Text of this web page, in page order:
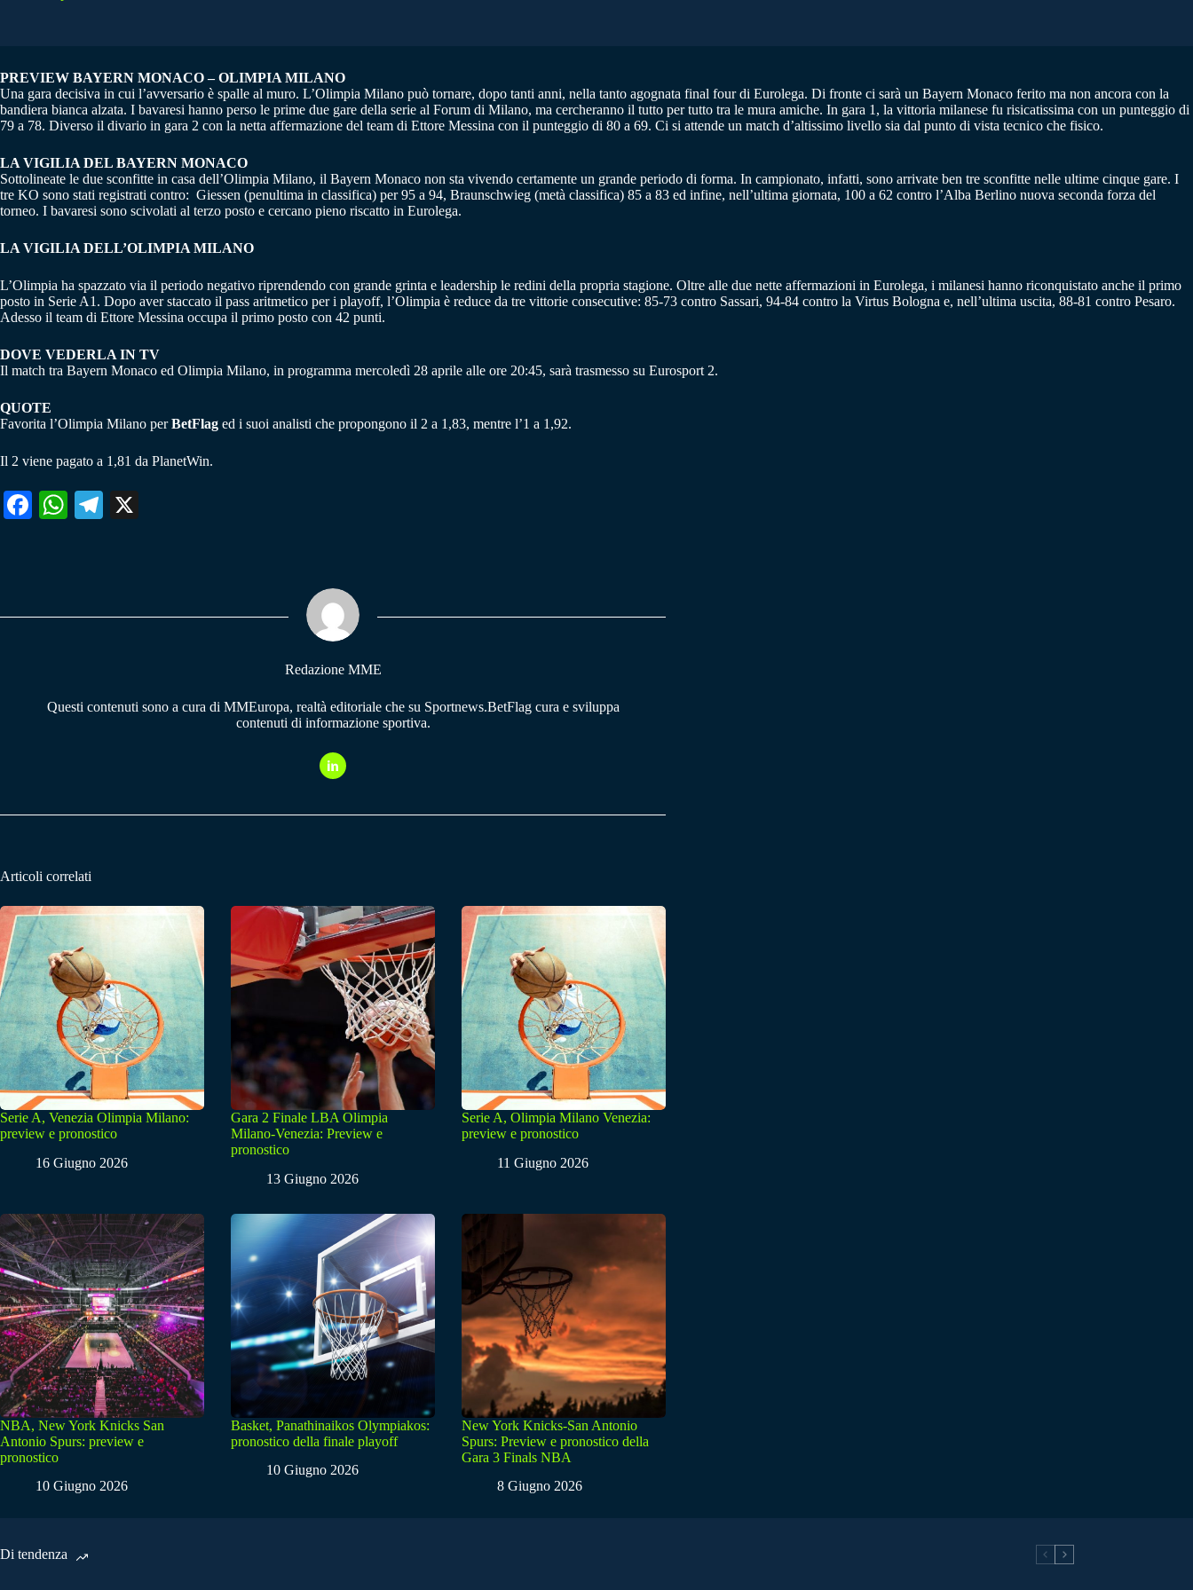
PREVIEW BAYERN MONACO – OLIMPIA MILANO
Una gara decisiva in cui l’avversario è spalle al muro. L’Olimpia Milano può tornare, dopo tanti anni, nella tanto agognata final four di Eurolega. Di fronte ci sarà un Bayern Monaco ferito ma non ancora con la
bandiera bianca alzata. I bavaresi hanno perso le prime due gare della serie al Forum di Milano, ma cercheranno il tutto per tutto tra le mura amiche. In gara 1, la vittoria milanese fu risicatissima con un punteggio di
79 a 78. Diverso il divario in gara 2 con la netta affermazione del team di Ettore Messina con il punteggio di 80 a 69. Ci si attende un match d’altissimo livello sia dal punto di vista tecnico che fisico.
LA VIGILIA DEL BAYERN MONACO
Sottolineate le due sconfitte in casa dell’Olimpia Milano, il Bayern Monaco non sta vivendo certamente un grande periodo di forma. In campionato, infatti, sono arrivate ben tre sconfitte nelle ultime cinque gare. I
tre KO sono stati registrati contro: Giessen (penultima in classifica) per 95 a 94, Braunschwieg (metà classifica) 85 a 83 ed infine, nell’ultima giornata, 100 a 62 contro l’Alba Berlino nuova seconda forza del
torneo. I bavaresi sono scivolati al terzo posto e cercano pieno riscatto in Eurolega.
LA VIGILIA DELL’OLIMPIA MILANO
L’Olimpia ha spazzato via il periodo negativo riprendendo con grande grinta e leadership le redini della propria stagione. Oltre alle due nette affermazioni in Eurolega, i milanesi hanno riconquistato anche il primo
posto in Serie A1. Dopo aver staccato il pass aritmetico per i playoff, l’Olimpia è reduce da tre vittorie consecutive: 85-73 contro Sassari, 94-84 contro la Virtus Bologna e, nell’ultima uscita, 88-81 contro Pesaro.
Adesso il team di Ettore Messina occupa il primo posto con 42 punti.
DOVE VEDERLA IN TV
Il match tra Bayern Monaco ed Olimpia Milano, in programma mercoledì 28 aprile alle ore 20:45, sarà trasmesso su Eurosport 2.
QUOTE
Favorita l’Olimpia Milano perBetFlag ed i suoi analisti che propongono il 2 a 1,83, mentre l’1 a 1,92.
Il 2 viene pagato a 1,81 da PlanetWin.
Fa W
pp
Te
m
Redazione MME
Questi contenuti sono a cura di MMEuropa, realtà editoriale che su Sportnews.BetFlag cura e sviluppa
contenuti di informazione sportiva.
Articoli correlati
Serie A, Venezia Olimpia Milano:
preview e pronostico
16 Giugno 2026
Gara 2 Finale LBA Olimpia
Milano-Venezia: Preview e
pronostico
13 Giugno 2026
Serie A, Olimpia Milano Venezia:
preview e pronostico
11 Giugno 2026
NBA, New York Knicks San
Antonio Spurs: preview e
pronostico
10 Giugno 2026
Basket, Panathinaikos Olympiakos:
pronostico della finale playoff
10 Giugno 2026
New York Knicks-San Antonio
Spurs: Preview e pronostico della
Gara 3 Finals NBA
8 Giugno 2026
Di tendenza